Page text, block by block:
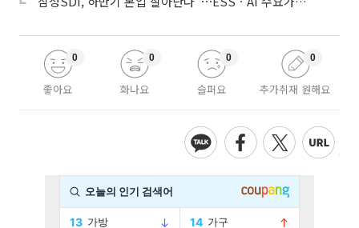
좋아요
0
화나요
0
슬퍼요
0
추가취재 원해요
0